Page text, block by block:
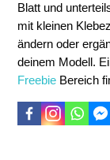
Blatt und
mit kleinen
ändern oder
deinem Modell.
Freebie Bereich